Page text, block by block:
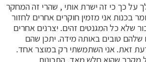
על כך כי זה ישרת אותי , שהרי זה המחקר
בכנות אני מזמין חוקרים אחרים לחזור
שלא כל המגנטים זהים. יצרנים אחרים
שלהם טובים באותה מידה. יתכן שהם
זאת. אני השתמשתי רק במוצר אחד.
מקרר שהוא חלש מאד, התכונות